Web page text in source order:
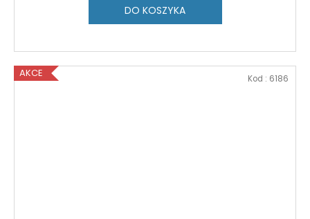
DO KOSZYKA
AKCE Kod : 6186